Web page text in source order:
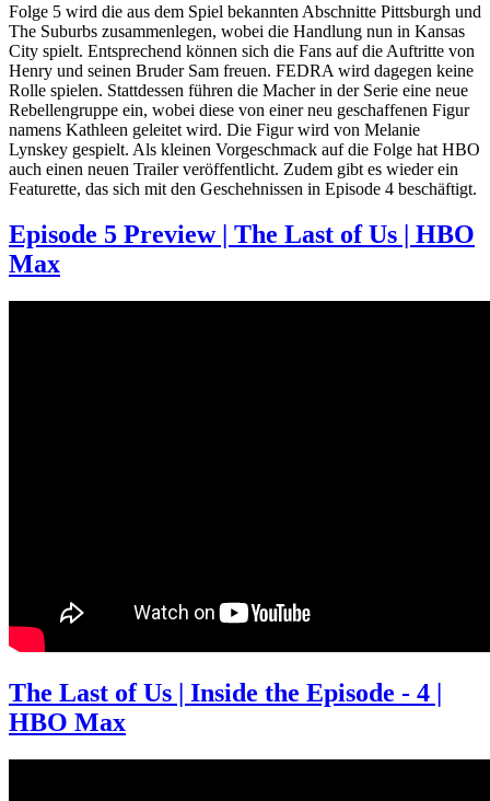
Folge 5 wird die aus dem Spiel bekannten Abschnitte Pittsburgh und
The Suburbs zusammenlegen, wobei die Handlung nun in Kansas
City spielt. Entsprechend können sich die Fans auf die Auftritte von
Henry und seinen Bruder Sam freuen. FEDRA wird dagegen keine
Rolle spielen. Stattdessen führen die Macher in der Serie eine neue
Rebellengruppe ein, wobei diese von einer neu geschaffenen Figur
namens Kathleen geleitet wird. Die Figur wird von Melanie
Lynskey gespielt. Als kleinen Vorgeschmack auf die Folge hat HBO
auch einen neuen Trailer veröffentlicht. Zudem gibt es wieder ein
Featurette, das sich mit den Geschehnissen in Episode 4 beschäftigt.
Episode 5 Preview | The Last of Us | HBO
Max
The Last of Us | Inside the Episode - 4 |
HBO Max